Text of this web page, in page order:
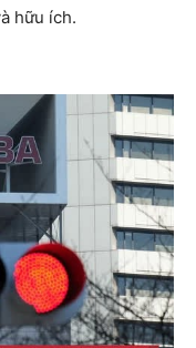
hữu ích.